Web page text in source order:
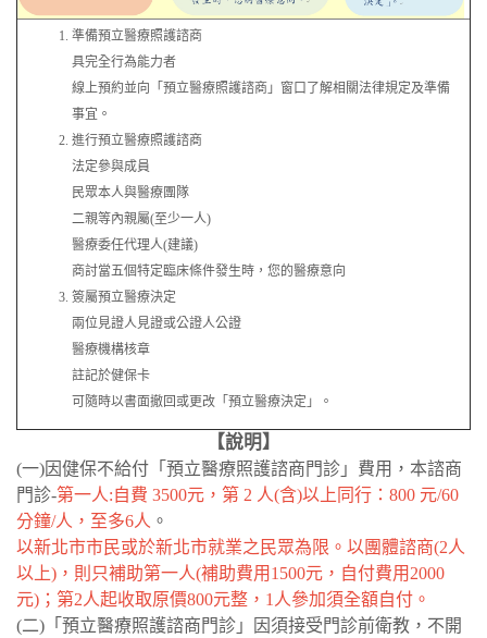
準備預立醫療照護諮商
具完全行為能力者
線上預約並向「預立醫療照護諮商」窗口了解相關法律規定及準備
事宜。
進行預立醫療照護諮商
法定參與成員
民眾本人與醫療團隊
二親等內親屬(至少一人)
醫療委任代理人(建議)
商討當五個特定臨床條件發生時，您的醫療意向
簽屬預立醫療決定
兩位見證人見證或公證人公證
醫療機構核章
註記於健保卡
可隨時以書面撤回或更改「預立醫療決定」。
【說明】
(一)因健保不給付「預立醫療照護諮商門診」費用，本諮商
門診-第一人:自費 3500元，第 2 人(含)以上同行：800 元/60
分鐘/人，至多6人 。
以新北市市民或於新北市就業之民眾為限。以團體諮商(2人
以上)，則只補助第一人(補助費用1500元，自付費用2000
元)；第2人起收取原價800元整，1人參加須全額自付。
(二)「預立醫療照護諮商門診」因須接受門診前衛教，不開